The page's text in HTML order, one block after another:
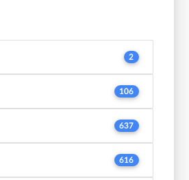
2
106
637
616